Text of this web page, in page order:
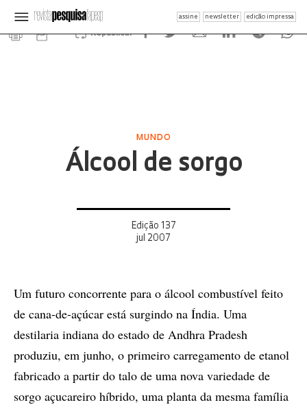
assine newsletter edição impressa
Republicar
MUNDO
Álcool de sorgo
Edição 137
jul 2007
Um futuro concorrente para o álcool combustível feito
de cana-de-açúcar está surgindo na Índia. Uma
destilaria indiana do estado de Andhra Pradesh
produziu, em junho, o primeiro carregamento de etanol
fabricado a partir do talo de uma nova variedade de
sorgo açucareiro híbrido, uma planta da mesma família